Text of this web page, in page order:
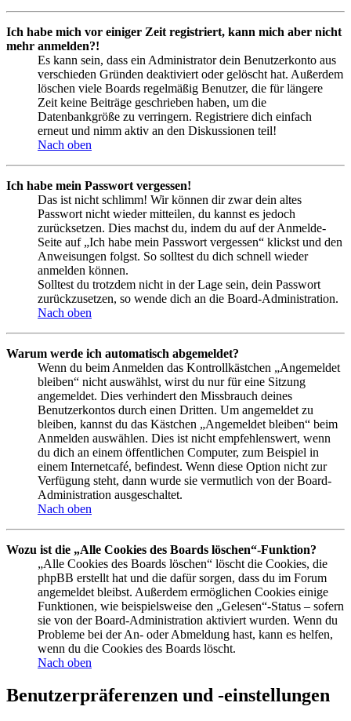
Ich habe mich vor einiger Zeit registriert, kann mich aber nicht
mehr anmelden?!
Es kann sein, dass ein Administrator dein Benutzerkonto aus
verschieden Gründen deaktiviert oder gelöscht hat. Außerdem
löschen viele Boards regelmäßig Benutzer, die für längere
Zeit keine Beiträge geschrieben haben, um die
Datenbankgröße zu verringern. Registriere dich einfach
erneut und nimm aktiv an den Diskussionen teil!
Nach oben
Ich habe mein Passwort vergessen!
Das ist nicht schlimm! Wir können dir zwar dein altes
Passwort nicht wieder mitteilen, du kannst es jedoch
zurücksetzen. Dies machst du, indem du auf der Anmelde-
Seite auf „Ich habe mein Passwort vergessen“ klickst und den
Anweisungen folgst. So solltest du dich schnell wieder
anmelden können.
Solltest du trotzdem nicht in der Lage sein, dein Passwort
zurückzusetzen, so wende dich an die Board-Administration.
Nach oben
Warum werde ich automatisch abgemeldet?
Wenn du beim Anmelden das Kontrollkästchen „Angemeldet
bleiben“ nicht auswählst, wirst du nur für eine Sitzung
angemeldet. Dies verhindert den Missbrauch deines
Benutzerkontos durch einen Dritten. Um angemeldet zu
bleiben, kannst du das Kästchen „Angemeldet bleiben“ beim
Anmelden auswählen. Dies ist nicht empfehlenswert, wenn
du dich an einem öffentlichen Computer, zum Beispiel in
einem Internetcafé, befindest. Wenn diese Option nicht zur
Verfügung steht, dann wurde sie vermutlich von der Board-
Administration ausgeschaltet.
Nach oben
Wozu ist die „Alle Cookies des Boards löschen“-Funktion?
„Alle Cookies des Boards löschen“ löscht die Cookies, die
phpBB erstellt hat und die dafür sorgen, dass du im Forum
angemeldet bleibst. Außerdem ermöglichen Cookies einige
Funktionen, wie beispielsweise den „Gelesen“-Status – sofern
sie von der Board-Administration aktiviert wurden. Wenn du
Probleme bei der An- oder Abmeldung hast, kann es helfen,
wenn du die Cookies des Boards löscht.
Nach oben
Benutzerpräferenzen und -einstellungen